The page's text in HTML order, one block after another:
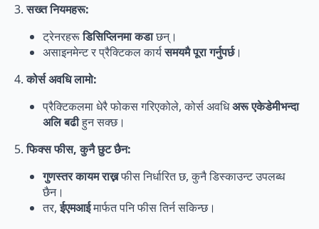
3.सख्त नियमहरू:
ट्रेनरहरूडिसिप्लिनमा कडाछन्।
असाइनमेन्ट र प्रैक्टिकल कार्यसमयमै पूरा गर्नुपर्छ।
4.कोर्स अवधि लामो:
प्रैक्टिकलमा धेरै फोकस गरिएकोले, कोर्स अवधिअरू एकेडेमीभन्दा
अलि बढीहुन सक्छ।
5.फिक्स फीस, कुनै छुट छैन:
गुणस्तर कायम राख्नफीस निर्धारित छ, कुनै डिस्काउन्ट उपलब्ध
छैन।
तर,ईएमआईमार्फत पनि फीस तिर्न सकिन्छ।